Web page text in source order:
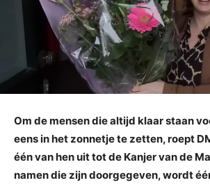
Om de mensen die altijd klaar staan
eens in het zonnetje te zetten, roept
één van hen uit tot de Kanjer van de
namen die zijn doorgegeven, wordt